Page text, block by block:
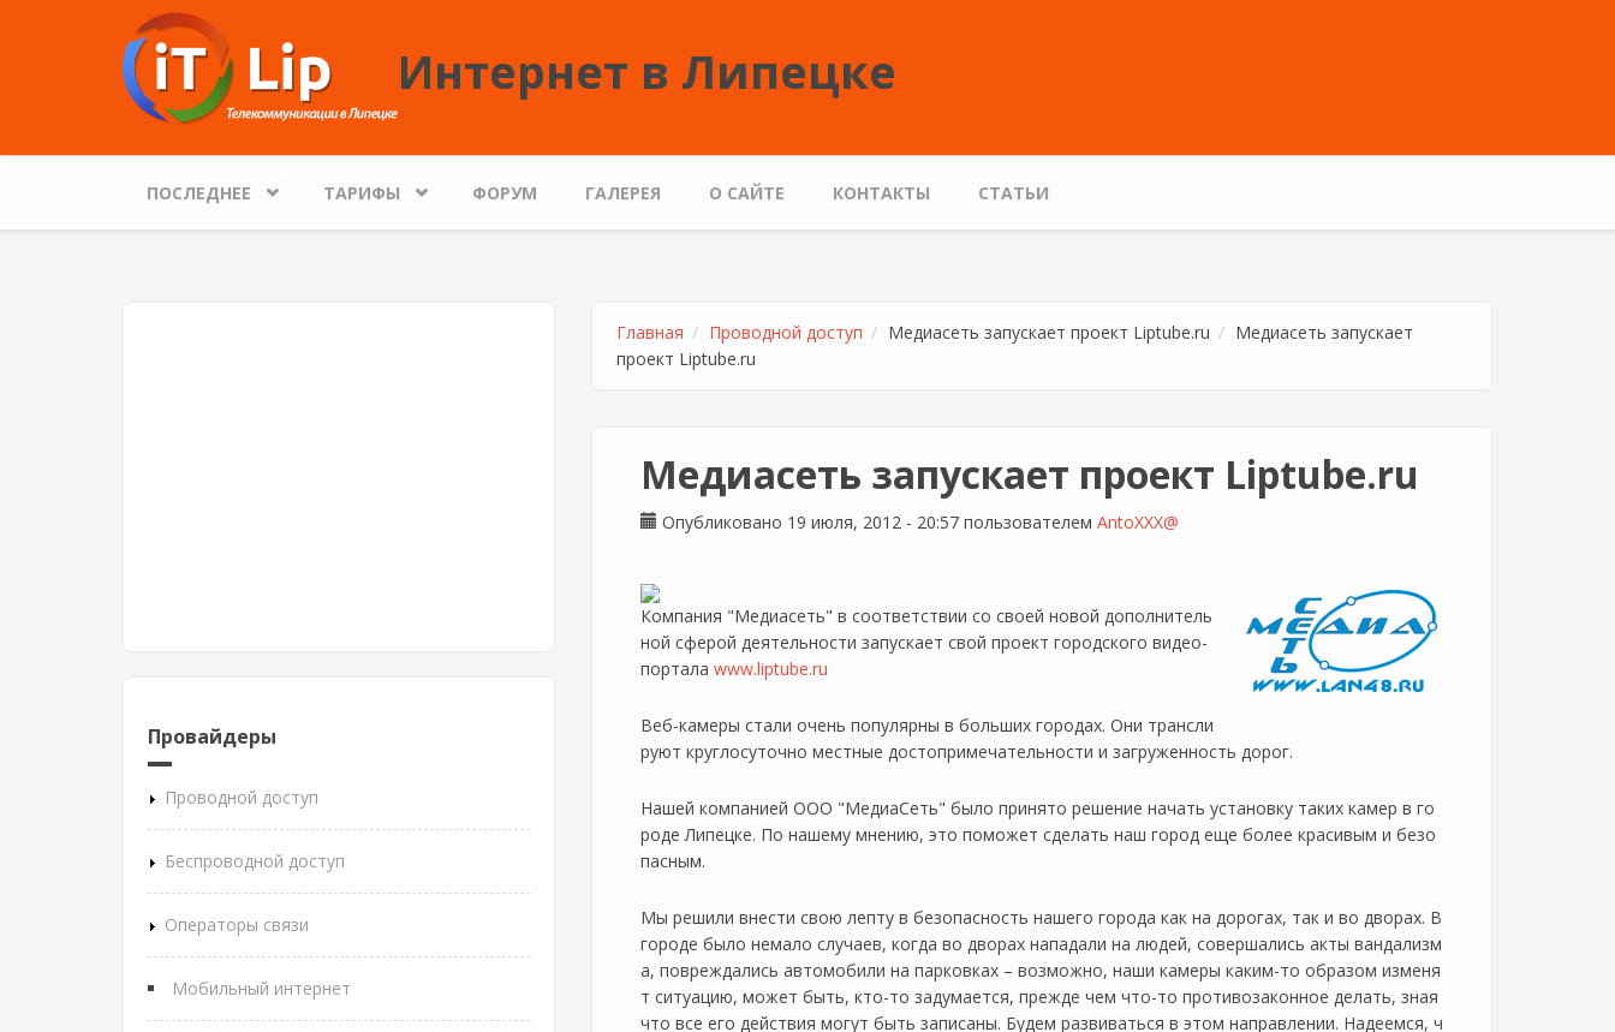
Перейти к основному содержанию
Интернет в Липецке
ПОСЛЕДНЕЕ ТАРИФЫ ФОРУМ ГАЛЕРЕЯ О САЙТЕ КОНТАКТЫ СТАТЬИ
Провайдеры
Проводной доступ
Беспроводной доступ
Операторы связи
Мобильный интернет
Главная Проводной доступ Медиасеть запускает проект Liptube.ru
Медиасеть запускает
проект Liptube.ru
Медиасеть запускает проект Liptube.ru
Опубликовано 19 июля, 2012 - 20:57 пользователем AntoXXX@
Компания "Медиасеть" в соответствии со своей новой дополнитель
ной сферой деятельности запускает свой проект городского видео-
портала www.liptube.ru
Веб-камеры стали очень популярны в больших городах. Они трансли
руют круглосуточно местные достопримечательности и загруженность дорог.
Нашей компанией ООО "МедиаСеть" было принято решение начать установку таких камер в го
роде Липецке. По нашему мнению, это поможет сделать наш город еще более красивым и безо
пасным.
Мы решили внести свою лепту в безопасность нашего города как на дорогах, так и во дворах. В
городе было немало случаев, когда во дворах нападали на людей, совершались акты вандализм
а, повреждались автомобили на парковках – возможно, наши камеры каким-то образом изменя
т ситуацию, может быть, кто-то задумается, прежде чем что-то противозаконное делать, зная
что все его действия могут быть записаны. Будем развиваться в этом направлении. Надеемся, ч